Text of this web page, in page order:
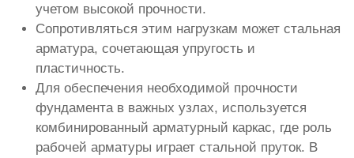
учетом высокой прочности.
Сопротивляться этим нагрузкам может стальная
арматура, сочетающая упругость и
пластичность.
Для обеспечения необходимой прочности
фундамента в важных узлах, используется
комбинированный арматурный каркас, где роль
рабочей арматуры играет стальной пруток. В